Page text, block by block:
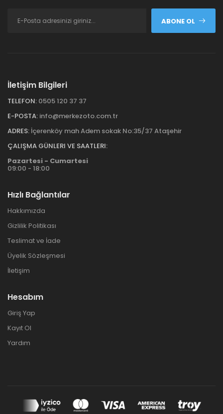
ABONE OL
İletişim Bilgileri
TELEFON: 0505 120 37 37
E-POSTA: info@merkezoto.com.tr
ADRES: İçerenköy mah Adem sokak No:35/37 Ataşehir
ÇALIŞMA GÜNLERI VE SAATLERI:
Pazartesi - Cumartesi
09:00 - 18:00
Hızlı Bağlantılar
Hakkımızda
Gizlilik Politikası
Teslimat ve İade
Üyelik Sözleşmesi
İletişim
Hesabım
Giriş Yap
Kayıt Ol
Yardım